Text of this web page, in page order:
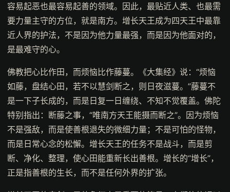
容易起恶也最容易起善的领域。因此，最贴近人类、也最需
要力量主守的方位，就是南方。增长天王成为四天王中最靠
近人界的护法，不是因为他力量最强，而是因为他面对的，
是最难守的心。
佛教把心比作田，而烦恼比作藤蔓。《大集经》说：“烦恼
如藤，盘结心田，若不以慧剑断之，则日夜滋蔓。”藤蔓不
是一下子长成的，而是日复一日缠绕、不知不觉覆盖。佛陀
特别指出：断藤之事，“唯南方天王能摄而断之”。因为烦恼
不是强敌，而是使善根退失的微细力量；不是可怕的怪物，
而是日常心念的松懈。增长天王的任务不是战斗，而是剪
断、净化、整理，使心田能重新长出善根。增长的“增长”，
正是指善根的生长，而不是任何外界的扩张。